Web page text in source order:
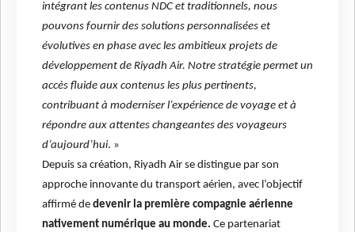
intégrant les contenus NDC et traditionnels, nous
pouvons fournir des solutions personnalisées et
évolutives en phase avec les ambitieux projets de
développement de Riyadh Air. Notre stratégie permet un
accès fluide aux contenus les plus pertinents,
contribuant à moderniser l’expérience de voyage et à
répondre aux attentes changeantes des voyageurs
d’aujourd’hui. »
Depuis sa création, Riyadh Air se distingue par son
approche innovante du transport aérien, avec l’objectif
affirmé de devenir la première compagnie aérienne
nativement numérique au monde. Ce partenariat